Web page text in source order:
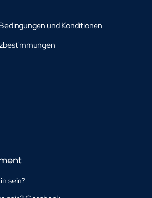
und Konditionen
sein?